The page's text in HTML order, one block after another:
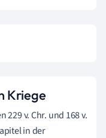
Kriege
229 v. Chr. und 168 v.
in der